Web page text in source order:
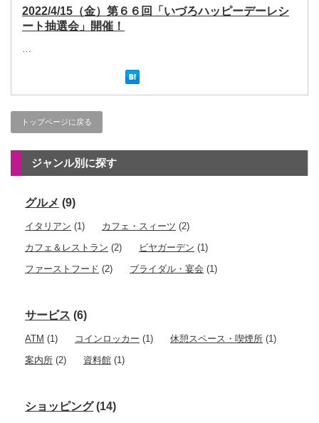
2022/4/15（金）第６６回「いづろハッピーデーレシ
ート抽選会」開催！
…
トップページに戻る
ジャンル別に探す
グルメ (9)
イタリアン (1) カフェ・スィーツ (2)
カフェ＆レストラン (2) ビヤガーデン (1)
ファーストフード (2) ブライダル・宴会 (1)
サービス (6)
ATM (1) コインロッカー (1) 休憩スペース・喫煙所 (1)
案内所 (2) 資料館 (1)
ショッピング(14)